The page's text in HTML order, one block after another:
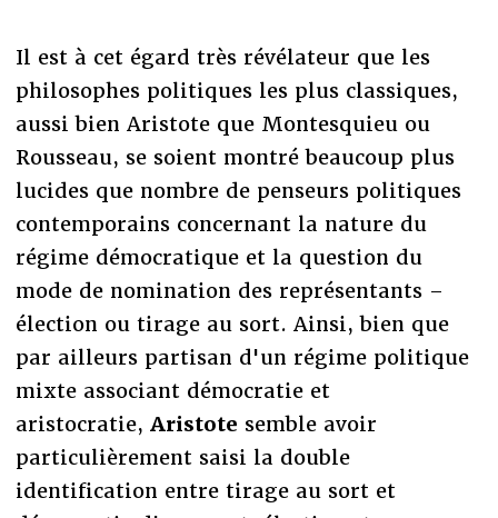
Il est à cet égard très révélateur que les
philosophes politiques les plus classiques,
aussi bien Aristote que Montesquieu ou
Rousseau, se soient montré beaucoup plus
lucides que nombre de penseurs politiques
contemporains concernant la nature du
régime démocratique et la question du
mode de nomination des représentants –
élection ou tirage au sort. Ainsi, bien que
par ailleurs partisan d'un régime politique
mixte associant démocratie et
aristocratie, Aristote semble avoir
particulièrement saisi la double
identification entre tirage au sort et